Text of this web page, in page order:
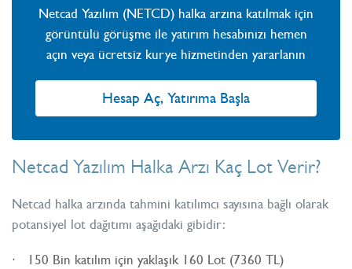
Netcad Yazılım (NETCD) halka arzına katılmak için
görüntülü görüşme ile yatırım hesabınızı hemen
açın veya ücretsiz kurye hizmetinden yararlanın
Hesap Aç, Yatırıma Başla
Netcad Yazılım Halka Arzı Kaç Lot Verir?
Netcad halka arzında tahmini katılımcı sayısına bağlı olarak
potansiyel lot dağıtımı aşağıdaki gibidir:
150 Bin katılım için yaklaşık 160 Lot (7360 TL)